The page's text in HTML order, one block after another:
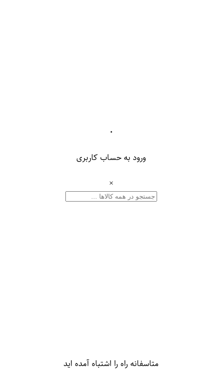
۰
ورود به حساب کاربری
×
متاسفانه راه را اشتباه آمده اید